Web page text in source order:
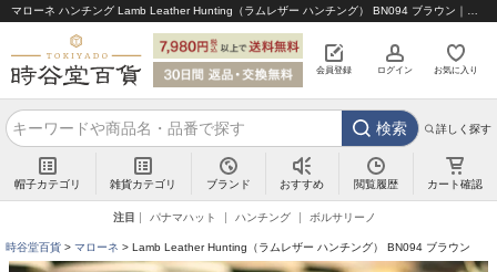
会員登録 ログイン お気に入り
検索 詳しく探す
帽子カテゴリ 雑貨カテゴリ ブランド おすすめ 閲覧履歴 カート確認
注目 パナマハット ハンチング ボルサリーノ
時谷堂百貨 マローネ Lamb Leather Hunting（ラムレザー ハンチング） BN094 ブラウン